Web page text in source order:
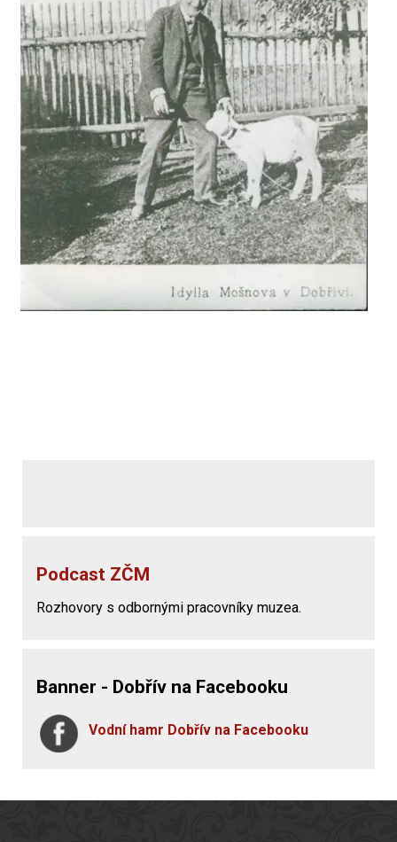
Podcast ZČM
Rozhovory s odbornými pracovníky muzea.
Banner - Dobřív na Facebooku
Vodní hamr Dobřív na Facebooku